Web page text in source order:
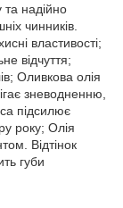
та надійно
чинників.
властивості;
відчуття;
Оливкова олія
зневодненню,
підсилює
року; Олія
Відтінок
губи